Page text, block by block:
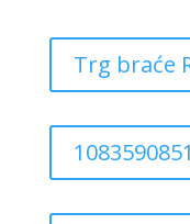
Trg braće